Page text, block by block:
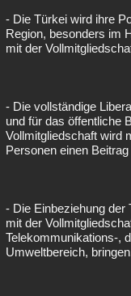
- Die Türkei wird ihre
Region, besonders im
mit der
- Die vollständige
und für das öffentliche
Vollmitgliedschaft wird
Personen einen
- Die Einbeziehung
mit der
Telekommunikations-,
Umweltbereich,